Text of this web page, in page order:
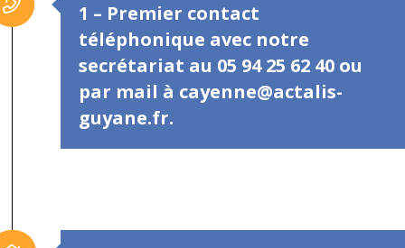
1 – Premier contact
téléphonique avec notre
secrétariat au 05 94 25 62 40 ou
par mail à cayenne@actalis-
guyane.fr.